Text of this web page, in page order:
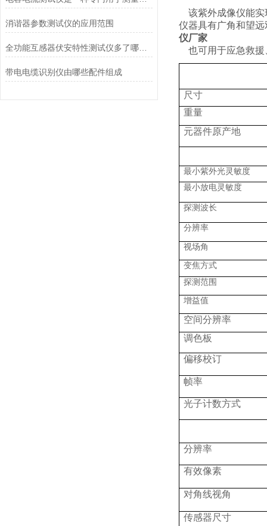
消谐器参数测试仪的应用范围
全功能互感器伏安特性测试仪多了哪些功能
带电电缆识别仪由哪些配件组成
该紫外成像仪能
仪器具有广角和望
仪厂家
也可用于应急救
尺寸
重量
元器件原产地
最小紫外光灵敏度
最小放电灵敏度
探测波长
分辨率
视场角
变焦方式
探测范围
增益值
空间分辨率
调色板
偏移校订
帧率
光子计数方式
分辨率
有效像素
对角线视角
传感器尺寸